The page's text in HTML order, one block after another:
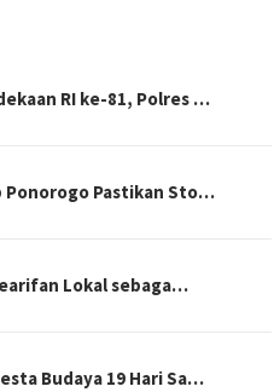
RI ke-81, Polres …
Ponorogo Pastikan Sto…
Lokal sebaga…
Budaya 19 Hari Sa…